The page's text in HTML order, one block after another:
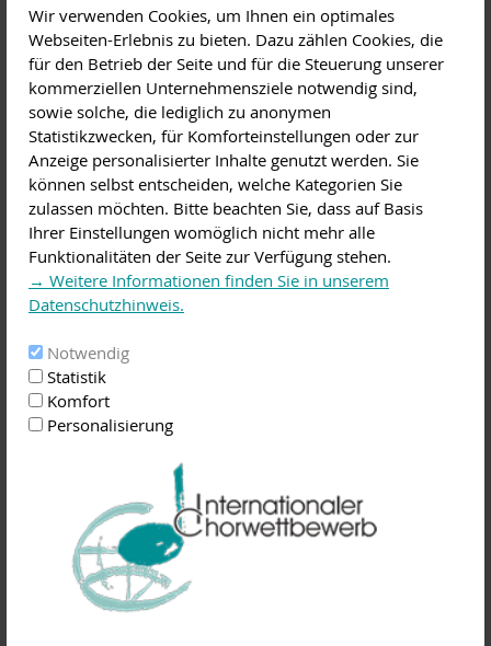
Wir verwenden Cookies, um Ihnen ein optimales
Webseiten-Erlebnis zu bieten. Dazu zählen Cookies, die
für den Betrieb der Seite und für die Steuerung unserer
kommerziellen Unternehmensziele notwendig sind,
sowie solche, die lediglich zu anonymen
Statistikzwecken, für Komforteinstellungen oder zur
Anzeige personalisierter Inhalte genutzt werden. Sie
können selbst entscheiden, welche Kategorien Sie
zulassen möchten. Bitte beachten Sie, dass auf Basis
Ihrer Einstellungen womöglich nicht mehr alle
Funktionalitäten der Seite zur Verfügung stehen.
→ Weitere Informationen finden Sie in unserem
Datenschutzhinweis.
Notwendig
Statistik
Komfort
Personalisierung
_DSC7006.jpg
Auswahl war nicht einfach.
Die Gäste aus aller Welt,
u.a. Slowenien, Thailand
und Ungarn, um nur drei
zu nennen, sollen auch in
diesem Jahr mit einem
Konzert begrüßt werden. Interessierte Sängerinnen und
Sänger, die dieses Begrüßungskonzert mitgestalten möchten,
sind herzlich eingeladen, sich für den Festivalchor zu melden.
Neben Chorerfahrung und der Möglichkeit vom Blatt zu
singen und der Bereitschaft, in wenigen Proben durch
regelmäßige Teilnahme zum Gelingen beizutragen, sollten
natürlich die Freude und Begeisterung am gemeinsamen
übernimmt in diesem Jahr Patrick Lagerpusch, Chordirektor
FDB und Kreis-Chorleiter zu Obernburg, der sich, genau wie
das Landratsamt und die Gäste, über zahlreiche Sängerinnen
und Sänger freut, mit denen ein tolles Begrüßungskonzert
Die erste Probe findet am 15.04.2018 um 10 Uhr in der
Mozart-Schule in Elsenfeld statt. Um Rückmeldungen an das
Kulturreferat des Landratsamtes unter kultur@lra-mil.de,
09371 501-506 unter Angabe der Stimmlage wird gebeten.
Aktuelle Infos Chorwettbewerb